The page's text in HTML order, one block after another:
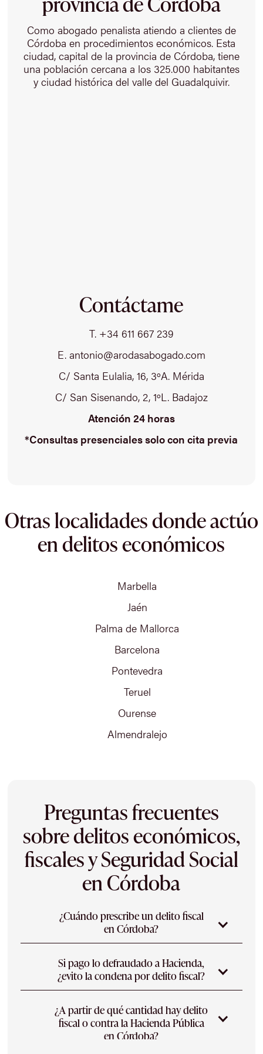
Como abogado penalista atiendo a clientes de
Córdoba en procedimientos económicos. Esta
ciudad, capital de la provincia de Córdoba, tiene
una población cercana a los 325.000 habitantes
y ciudad histórica del valle del Guadalquivir.
Contáctame
T. +34 611 667 239
E. antonio@arodasabogado.com
C/ Santa Eulalia, 16, 3ºA. Mérida
C/ San Sisenando, 2, 1ºL. Badajoz
Atención 24 horas
*Consultas presenciales solo con cita previa
Otras localidades donde actúo
en delitos económicos
Marbella
Jaén
Palma de Mallorca
Barcelona
Pontevedra
Teruel
Ourense
Almendralejo
Preguntas frecuentes
sobre delitos económicos,
fiscales y Seguridad Social
en Córdoba
¿Cuándo prescribe un delito fiscal
en Córdoba?
Conviene no confundir plazos: la deuda
tributaria prescribe a los 4 años en vía
administrativa, pero el delito fiscal prescribe a
agravados). En Córdoba reviso las fechas de
cada ejercicio para alegar la prescripción
cuando procede.
Si pago lo defraudado a Hacienda,
¿evito la condena por delito fiscal?
La regularización completa y voluntaria, antes
de que se te notifique una actuación de
comprobación o una denuncia, puede operar
como excusa absolutoria y dejar sin delito la
¿A partir de qué cantidad hay delito
fiscal o contra la Hacienda Pública
en Córdoba?